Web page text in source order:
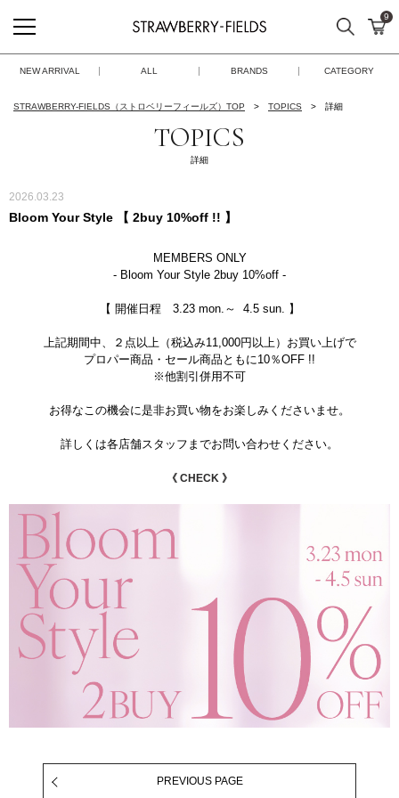
STRAWBERRY-FIELDS
検索 カ
9
NEW ARRIVAL ALL BRANDS CATEGORY
STRAWBERRY-FIELDS（ストロベリーフィールズ）TOP TOPICS 詳細
TOPICS
詳細
2026.03.23
Bloom Your Style 【 2buy 10%off !! 】
MEMBERS ONLY
- Bloom Your Style 2buy 10%off -
【 開催日程 3.23 mon.～ 4.5 sun. 】
上記期間中、２点以上（税込み11,000円以上）お買い上げで
プロパー商品・セール商品ともに10％OFF !!
※他割引併用不可
お得なこの機会に是非お買い物をお楽しみくださいませ。
詳しくは各店舗スタッフまでお問い合わせください。
《 CHECK 》
PREVIOUS PAGE